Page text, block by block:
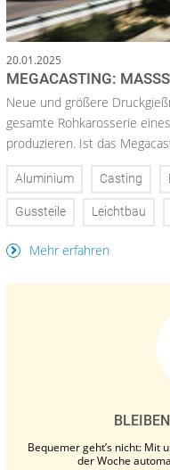
20.01.2025
MEGACASTING:
Neue und größere
gesamte Rohkarosserie
produzieren. Ist das
Aluminium Casting
Gussteile Leichtbau
Mehr erfahren
Bequemer geht’s nicht: Mit
der Woche